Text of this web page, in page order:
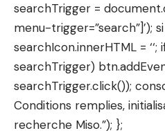
searchTrigger =
menu-trigger=”search”]’);
searchIcon.innerHTML = ‘‘;
searchTrigger)
searchTrigger.click());
Conditions remplies,
recherche Miso.”); };